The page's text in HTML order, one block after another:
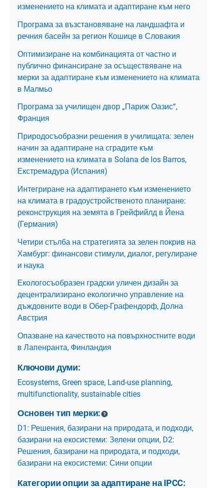
изменението на климата и адаптиране към него
Програма за възстановяване на ландшафта и
речния басейн за регион Кошице в Словакия
Оптимизиране на комбинацията от частно и
публично финансиране за осъществяване на
мерки за адаптиране към изменението на климата
в Малмьо
Програма за училищен двор „Париж Оазис“,
Франция
Природосъобразни решения в училищата: зелен
начин за адаптиране на сградите към
изменението на климата в Solana de los Barros,
Екстремадура (Испания)
Интегриране на адаптирането към изменението
на климата в градоустройственото планиране:
реконструкция на земята в Грейфийлд в Йена
(Германия)
Четири стълба на стратегията за зелен покрив на
Хамбург: финансови стимули, диалог, регулиране
и наука
Екологосъобразен градски уличен дизайн за
децентрализирано екологично управление на
дъждовните води в Обер-Графендорф, Долна
Австрия
Опазване на качеството на повърхностните води
в Лапенранта, Финландия
Ключови думи:
Ecosystems, Green space, Land-use planning,
multifunctionality, sustainable cities
Основен тип мерки:
D1: Решения, базирани на природата, и подходи,
базирани на екосистеми: Зелени опции, D2:
Решения, базирани на природата, и подходи,
базирани на екосистеми: Сини опции
Категории опции за адаптиране на IPCC: